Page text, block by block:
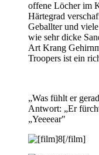
offene Löcher im
Härtegrad
Geballter und
wie sehr dicke
Art Krang
Troopers ist ein
„Was fühlt er
Antwort: „Er
„Yeeeear"